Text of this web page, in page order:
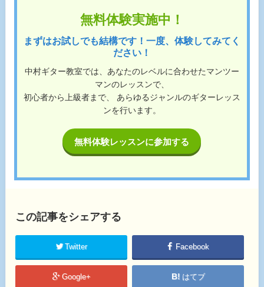
無料体験実施中！
まずはお試しでも結構です！一度、体験してみてく
ださい！
中村ギター教室では、あなたのレベルに合わせたマンツー
マンのレッスンで、
初心者から上級者まで、 あらゆるジャンルのギターレッス
ンを行います。
無料体験レッスンに参加する
この記事をシェアする
Twitter Facebook
Google+ はてブ